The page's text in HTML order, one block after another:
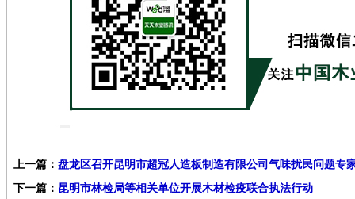
上一篇： 盘龙区召开昆明市超冠人造板制造有限公司气味扰民问题专
下一篇： 昆明市林检局等相关单位开展木材检疫联合执法行动